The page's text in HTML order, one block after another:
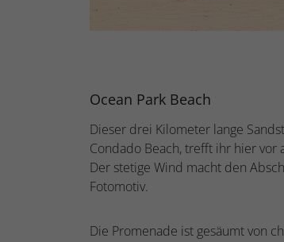
Ocean Park Beach
Dieser drei Kilometer lange
Condado Beach, trefft ihr hier vor
Der stetige Wind macht den
Fotomotiv.
Die Promenade ist gesäumt von